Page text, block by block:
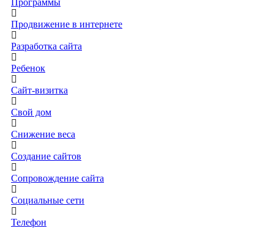
Программы
Продвижение в интернете
Разработка сайта
Ребенок
Сайт-визитка
Свой дом
Снижение веса
Создание сайтов
Сопровождение сайта
Социальные сети
Телефон